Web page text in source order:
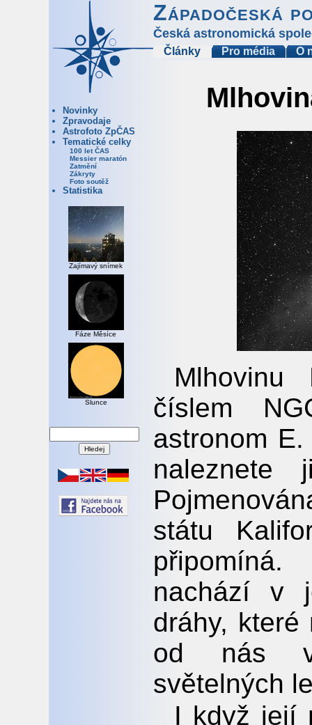
Západočeská
Česká astronomická
Články Pro média O
Novinky
Zpravodaje
Astrofoto ZpČAS
Tematické celky
100 let ČAS
Messier maratón
Zatmění
Zákryty
Foto soutěž
Statistika
Zajímavý snímek
Fáze Měsíce
Slunce
Mlhovinu
číslem
astronom
naleznete
státu
nachází v
dráhy,
od nás
světelných
I když její